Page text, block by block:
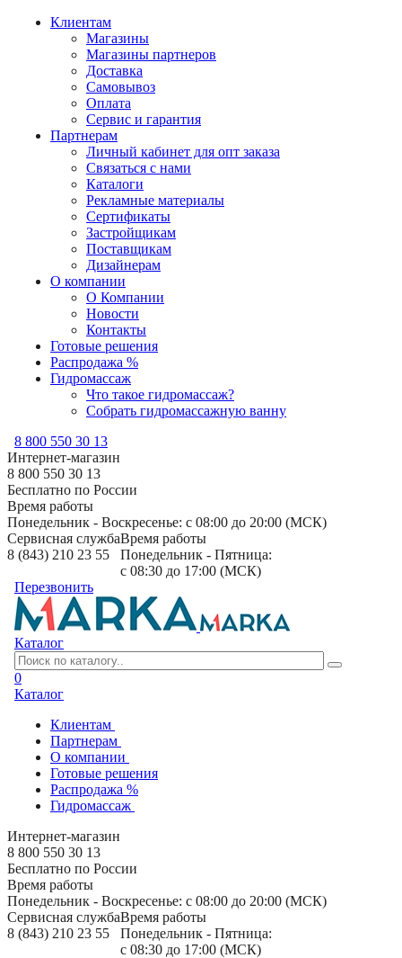
Клиентам
Магазины
Магазины партнеров
Доставка
Самовывоз
Оплата
Сервис и гарантия
Партнерам
Личный кабинет для опт заказа
Связаться с нами
Каталоги
Рекламные материалы
Сертификаты
Застройщикам
Поставщикам
Дизайнерам
О компании
О Компании
Новости
Контакты
Готовые решения
Распродажа %
Гидромассаж
Что такое гидромассаж?
Собрать гидромассажную ванну
8 800 550 30 13
Интернет-магазин
8 800 550 30 13
Бесплатно по России
Время работы
Понедельник - Воскресенье: с 08:00 до 20:00 (МСК)
Сервисная служба
8 (843) 210 23 55
Время работы
Понедельник - Пятница:
с 08:30 до 17:00 (МСК)
Перезвонить
Каталог
0
Каталог
Клиентам
Партнерам
О компании
Готовые решения
Распродажа %
Гидромассаж
Интернет-магазин
8 800 550 30 13
Бесплатно по России
Время работы
Понедельник - Воскресенье: с 08:00 до 20:00 (МСК)
Сервисная служба
8 (843) 210 23 55
Время работы
Понедельник - Пятница:
с 08:30 до 17:00 (МСК)